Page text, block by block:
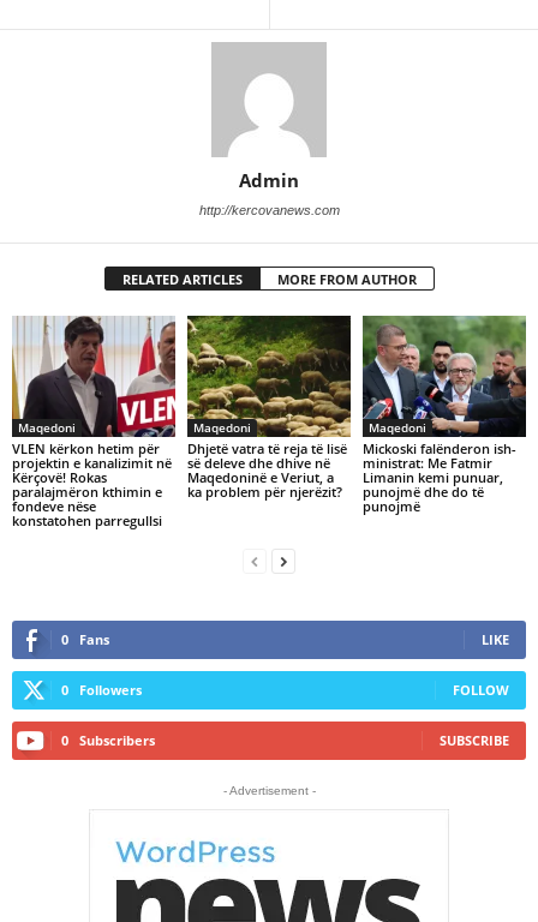
Admin
http://kercovanews.com
RELATED ARTICLES MORE FROM AUTHOR
Maqedoni
VLEN kërkon hetim për
projektin e kanalizimit në
Kërçovë! Rokas
paralajmëron kthimin e
fondeve nëse
konstatohen parregullsi
Maqedoni
Dhjetë vatra të reja të lisë
së deleve dhe dhive në
Maqedoninë e Veriut, a
ka problem për njerëzit?
Maqedoni
Mickoski falënderon ish-
ministrat: Me Fatmir
Limanin kemi punuar,
punojmë dhe do të
punojmë
0 Fans LIKE
0 Followers FOLLOW
0 Subscribers SUBSCRIBE
- Advertisement -